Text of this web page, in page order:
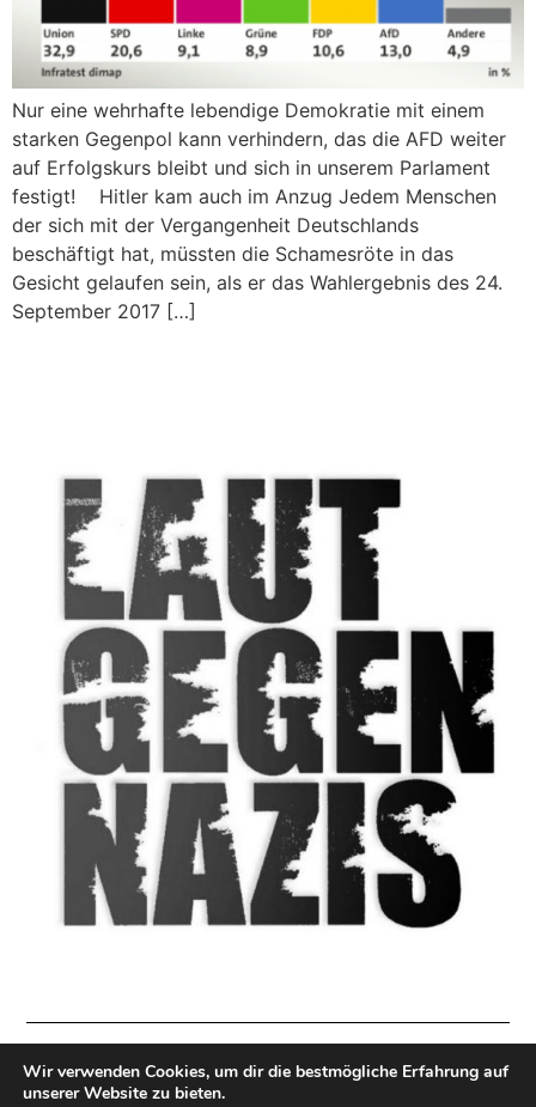
Nur eine wehrhafte lebendige Demokratie mit einem
starken Gegenpol kann verhindern, das die AFD weiter
auf Erfolgskurs bleibt und sich in unserem Parlament
festigt! Hitler kam auch im Anzug Jedem Menschen
der sich mit der Vergangenheit Deutschlands
beschäftigt hat, müssten die Schamesröte in das
Gesicht gelaufen sein, als er das Wahlergebnis des 24.
September 2017 […]
Impressum|Datenschutzerklärung|Direkt Spenden
Wir verwenden Cookies, um dir die bestmögliche Erfahrung auf
unserer Website zu bieten.